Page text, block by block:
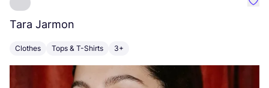
Tara Jarmon
Clothes Tops & T-Shirts 3+